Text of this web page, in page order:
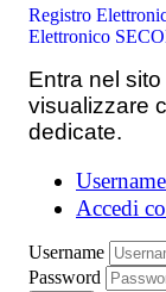
Registro
Elettronico
Entra nel
visualizzare
dedicate.
Username
Accedi
Username
Password